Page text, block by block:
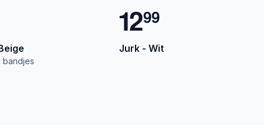
bandjes
1299
Jurk - Wit